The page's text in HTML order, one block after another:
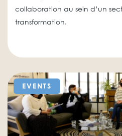
collaboration au sein d’un
transformation.
EVENTS